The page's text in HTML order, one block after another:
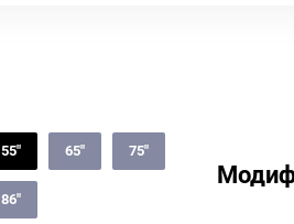
55" 65" 75"
86"